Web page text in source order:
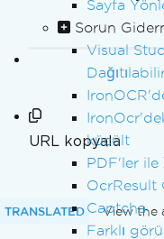
Sayfa
Sorun
Visual
küçült
PDF'ler ile
OcrResult
Captcha
Farklı
URL kopyala
TRANSLATED View the